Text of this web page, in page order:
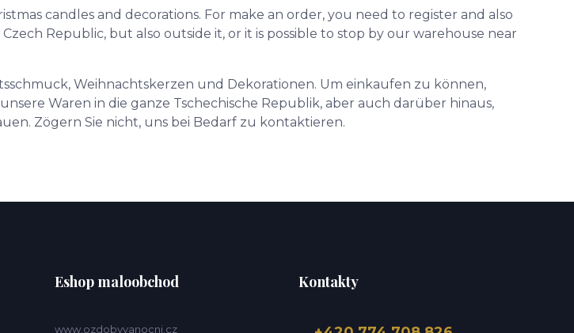
candles and decorations. For make an order, you need to register and also
Republic, but also outside it, or it is possible to stop by our warehouse near
Weihnachtskerzen und Dekorationen. Um einkaufen zu können,
Waren in die ganze Tschechische Republik, aber auch darüber hinaus,
Zögern Sie nicht, uns bei Bedarf zu kontaktieren.
Eshop maloobchod
www.ozdobyvanocni.cz
Kontakty